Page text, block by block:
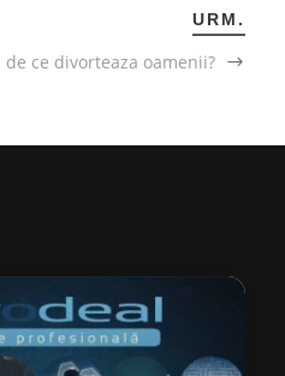
URM.
de ce divorteaza oamenii?